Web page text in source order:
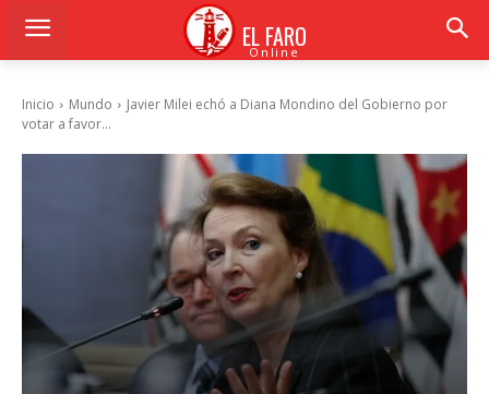
EL FARO
Online
Inicio Mundo
Javier Milei echó a Diana Mondino del Gobierno por
votar a favor...